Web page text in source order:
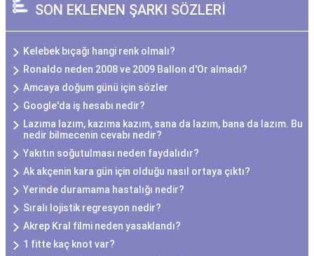
SON EKLENEN ŞARKI SÖZLERİ
Kelebek bıçağı hangi renk olmalı?
Ronaldo neden 2008 ve 2009 Ballon d'Or almadı?
Amcaya doğum günü için sözler
Google'da iş hesabı nedir?
Lazıma lazım, kazıma kazım, sana da lazım, bana da lazım. Bu
nedir bilmecenin cevabı nedir?
Yakıtın soğutulması neden faydalıdır?
Ak akçenin kara gün için olduğu nasıl ortaya çıktı?
Yerinde duramama hastalığı nedir?
Sıralı lojistik regresyon nedir?
Akrep Kral filmi neden yasaklandı?
1 fitte kaç knot var?